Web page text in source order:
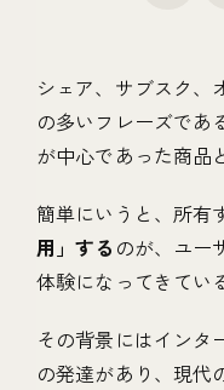
シェア、サブスク、
の多いフレーズであ
が中心であった商品
簡単にいうと、所有
用」する のが、ユー
体験になってきてい
その背景にはインタ
の発達があり、現代